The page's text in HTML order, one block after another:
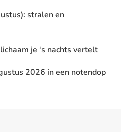
stralen en
je ‘s nachts vertelt
2026 in een notendop